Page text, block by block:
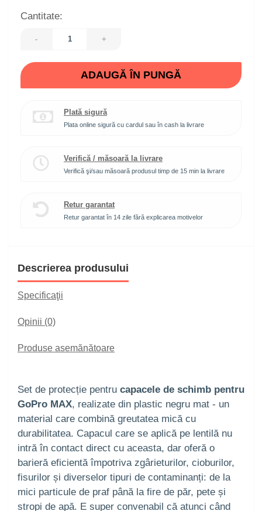
Cantitate:
- +
ADAUGĂ ÎN PUNGĂ
Plată sigură
Plata online sigură cu cardul sau în cash la livrare
Verifică / măsoară la livrare
Verifică şi/sau măsoară produsul timp de 15 min la livrare
Retur garantat
Retur garantat în 14 zile fără explicarea motivelor
Descrierea produsului
Specificaţii
Opinii (0)
Produse asemănătoare
Set de protecție pentru capacele de schimb pentru
GoPro MAX, realizate din plastic negru mat - un
material care combină greutatea mică cu
durabilitatea. Capacul care se aplică pe lentilă nu
intră în contact direct cu aceasta, dar oferă o
barieră eficientă împotriva zgârieturilor, cioburilor,
fisurilor și diverselor tipuri de contaminanți: de la
mici particule de praf până la fire de păr, pete și
stropi de apă. E super convenabil că atunci când